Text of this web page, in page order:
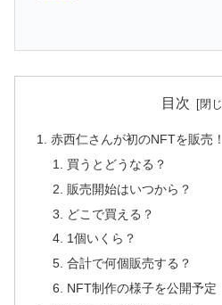
目次
赤西仁さんが初のNFTを販売！
買うとどうなる？
販売開始はいつから？
どこで買える？
1個いくら？
合計で何個販売する？
NFT制作の様子を公開予定